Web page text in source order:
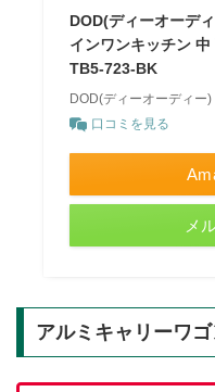
DOD(ディーオーデ
インワンキッチン
TB5-723-BK
DOD(ディーオーディー)
口コミを見る
メ
アルミキャリーワ